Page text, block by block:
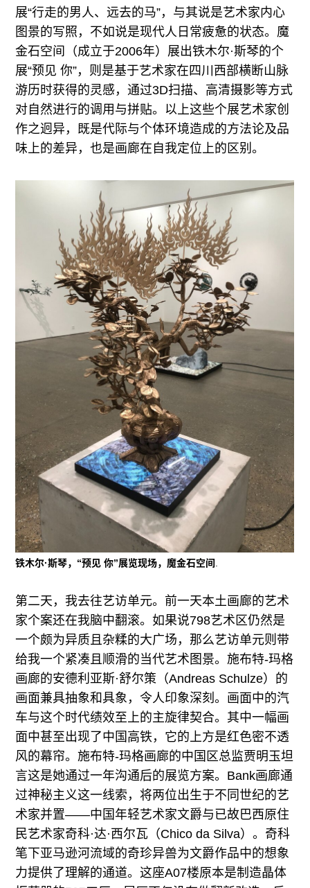
展“行走的男人、远去的马”，与其说是艺术家内心
图景的写照，不如说是现代人日常疲惫的状态。魔
金石空间（成立于2006年）展出铁木尔·斯琴的个
展“预见 你”，则是基于艺术家在四川西部横断山脉
游历时获得的灵感，通过3D扫描、高清摄影等方式
对自然进行的调用与拼贴。以上这些个展艺术家创
作之迥异，既是代际与个体环境造成的方法论及品
味上的差异，也是画廊在自我定位上的区别。
铁木尔·斯琴，“预见 你”展览现场，魔金石空间.
第二天，我去往艺访单元。前一天本土画廊的艺术
家个案还在我脑中翻滚。如果说798艺术区仍然是
一个颇为异质且杂糅的大广场，那么艺访单元则带
给我一个紧凑且顺滑的当代艺术图景。施布特-玛格
画廊的安德利亚斯·舒尔策（Andreas Schulze）的
画面兼具抽象和具象，令人印象深刻。画面中的汽
车与这个时代绩效至上的主旋律契合。其中一幅画
面中甚至出现了中国高铁，它的上方是红色密不透
风的幕帘。施布特-玛格画廊的中国区总监贾明玉坦
言这是她通过一年沟通后的展览方案。Bank画廊通
过神秘主义这一线索，将两位出生于不同世纪的艺
术家并置——中国年轻艺术家文爵与已故巴西原住
民艺术家奇科·达·西尔瓦（Chico da Silva）。奇科
笔下亚马逊河流域的奇珍异兽为文爵作品中的想象
力提供了理解的通道。这座A07楼原本是制造晶体